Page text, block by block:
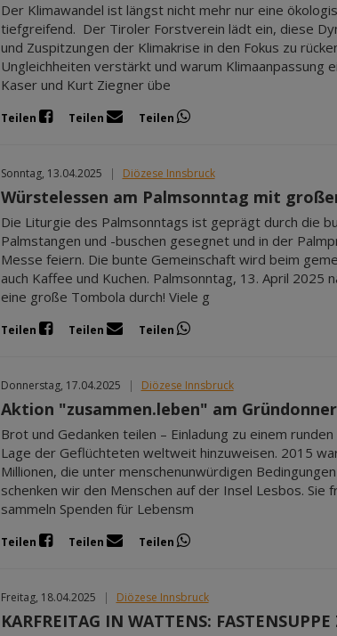
Der Klimawandel ist längst nicht mehr nur eine
tiefgreifend. Der Tiroler Forstverein lädt ein, diese
und Zuspitzungen der Klimakrise in den Fokus zu
Ungleichheiten verstärkt und warum Klimaanpassung
Kaser und Kurt Ziegner übe
Teilen Teilen Teilen
Sonntag, 13.04.2025 | Diözese Innsbruck
Würstelessen am Palmsonntag mit
Die Liturgie des Palmsonntags ist geprägt durch die
Palmstangen und -buschen gesegnet und in der
Messe feiern. Die bunte Gemeinschaft wird beim
auch Kaffee und Kuchen. Palmsonntag, 13. April
eine große Tombola durch! Viele g
Teilen Teilen Teilen
Donnerstag, 17.04.2025 | Diözese Innsbruck
Aktion "zusammen.leben" am
Brot und Gedanken teilen – Einladung zu einem
Lage der Geflüchteten weltweit hinzuweisen. 2015
Millionen, die unter menschenunwürdigen
schenken wir den Menschen auf der Insel Lesbos.
sammeln Spenden für Lebensm
Teilen Teilen Teilen
Freitag, 18.04.2025 | Diözese Innsbruck
KARFREITAG IN WATTENS: